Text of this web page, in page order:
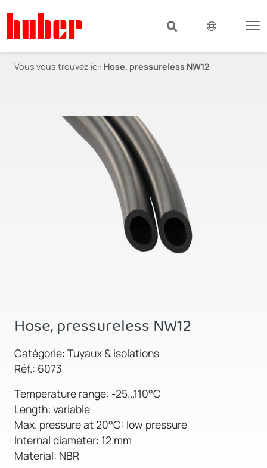
Vous vous trouvez ici: Hose, pressureless NW12
Hose, pressureless NW12
Catégorie: Tuyaux & isolations
Réf.: 6073
Temperature range: -25...110°C
Length: variable
Max. pressure at 20°C: low pressure
Internal diameter: 12 mm
Material: NBR